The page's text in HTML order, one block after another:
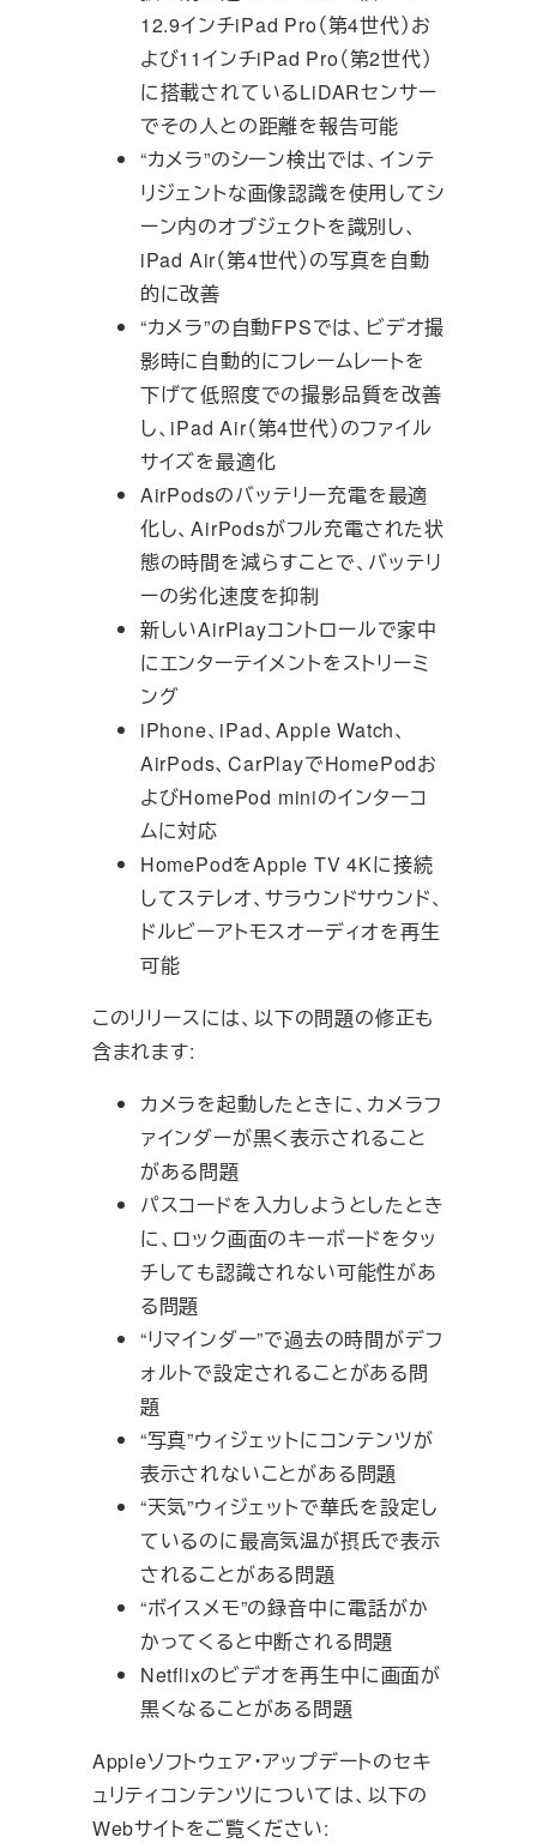
12.9インチiPad Pro（第4世代）お
よび11インチiPad Pro（第2世代）
に搭載されているLiDARセンサー
でその人との距離を報告可能
“カメラ”のシーン検出では、インテ
リジェントな画像認識を使用してシ
ーン内のオブジェクトを識別し、
iPad Air（第4世代）の写真を自動
的に改善
“カメラ”の自動FPSでは、ビデオ撮
影時に自動的にフレームレートを
下げて低照度での撮影品質を改善
し、iPad Air（第4世代）のファイル
サイズを最適化
AirPodsのバッテリー充電を最適
化し、AirPodsがフル充電された状
態の時間を減らすことで、バッテリ
ーの劣化速度を抑制
新しいAirPlayコントロールで家中
にエンターテイメントをストリーミ
ング
iPhone、iPad、Apple Watch、
AirPods、CarPlayでHomePodお
よびHomePod miniのインターコ
ムに対応
HomePodをApple TV 4Kに接続
してステレオ、サラウンドサウンド、
ドルビーアトモスオーディオを再生
可能
このリリースには、以下の問題の修正も
含まれます:
カメラを起動したときに、カメラフ
ァインダーが黒く表示されること
がある問題
パスコードを入力しようとしたとき
に、ロック画面のキーボードをタッ
チしても認識されない可能性があ
る問題
“リマインダー”で過去の時間がデフ
ォルトで設定されることがある問
題
“写真”ウィジェットにコンテンツが
表示されないことがある問題
“天気”ウィジェットで華氏を設定し
ているのに最高気温が摂氏で表示
されることがある問題
“ボイスメモ”の録音中に電話がか
かってくると中断される問題
Netflixのビデオを再生中に画面が
黒くなることがある問題
Appleソフトウェア・アップデートのセキ
ュリティコンテンツについては、以下の
Webサイトをご覧ください: